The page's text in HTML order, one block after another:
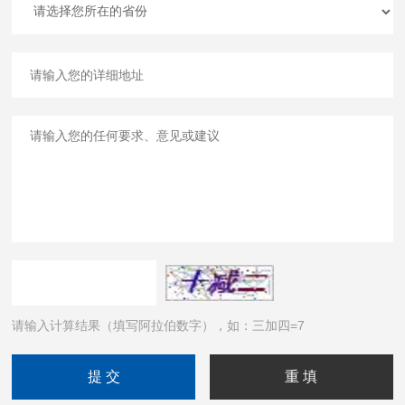
请输入计算结果（填写阿拉伯数字），如：三加四=7